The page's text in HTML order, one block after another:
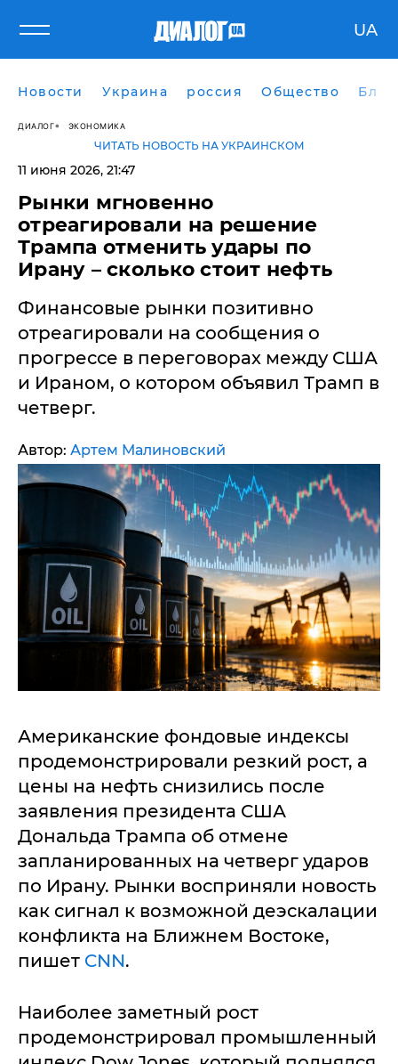
UA
Новости Украина россия Общество
ДИАЛОГ ЭКОНОМИКА
ЧИТАТЬ НОВОСТЬ НА УКРАИНСКОМ
11 июня 2026, 21:47
Рынки мгновенно
отреагировали на решение
Трампа отменить удары по
Ирану – сколько стоит нефть
Финансовые рынки позитивно
отреагировали на сообщения о
прогрессе в переговорах между США
и Ираном, о котором объявил Трамп в
четверг.
Автор: Артем Малиновский
Американские фондовые индексы
продемонстрировали резкий рост, а
цены на нефть снизились после
заявления президента США
Дональда Трампа об отмене
запланированных на четверг ударов
по Ирану. Рынки восприняли новость
как сигнал к возможной деэскалации
конфликта на Ближнем Востоке,
пишет CNN.
Наиболее заметный рост
продемонстрировал промышленный